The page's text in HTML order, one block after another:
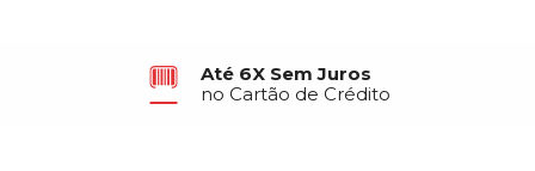
Até 6X Sem Juros
no Cartão de Crédito